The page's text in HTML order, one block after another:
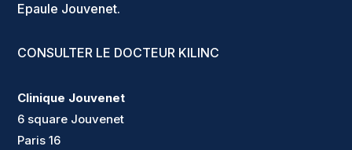
Epaule Jouvenet.
CONSULTER LE DOCTEUR KILINC
Clinique Jouvenet
6 square Jouvenet
Paris 16